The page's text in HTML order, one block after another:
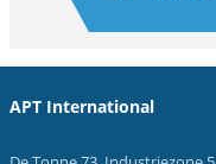
APT International